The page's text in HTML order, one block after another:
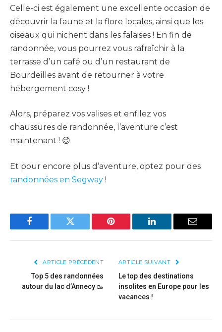
Celle-ci est également une excellente occasion de
découvrir la faune et la flore locales, ainsi que les
oiseaux qui nichent dans les falaises ! En fin de
randonnée, vous pourrez vous rafraîchir à la
terrasse d’un café ou d’un restaurant de
Bourdeilles avant de retourner à votre
hébergement cosy !
Alors, préparez vos valises et enfilez vos
chaussures de randonnée, l’aventure c’est
maintenant ! 😉
Et pour encore plus d’aventure, optez pour des
randonnées en Segway !
Facebook Twitter Pinterest LinkedIn Email
ARTICLE PRÉCÉDENT
Top 5 des randonnées
autour du lac d’Annecy 🥾
ARTICLE SUIVANT
Le top des destinations
insolites en Europe pour les
vacances !